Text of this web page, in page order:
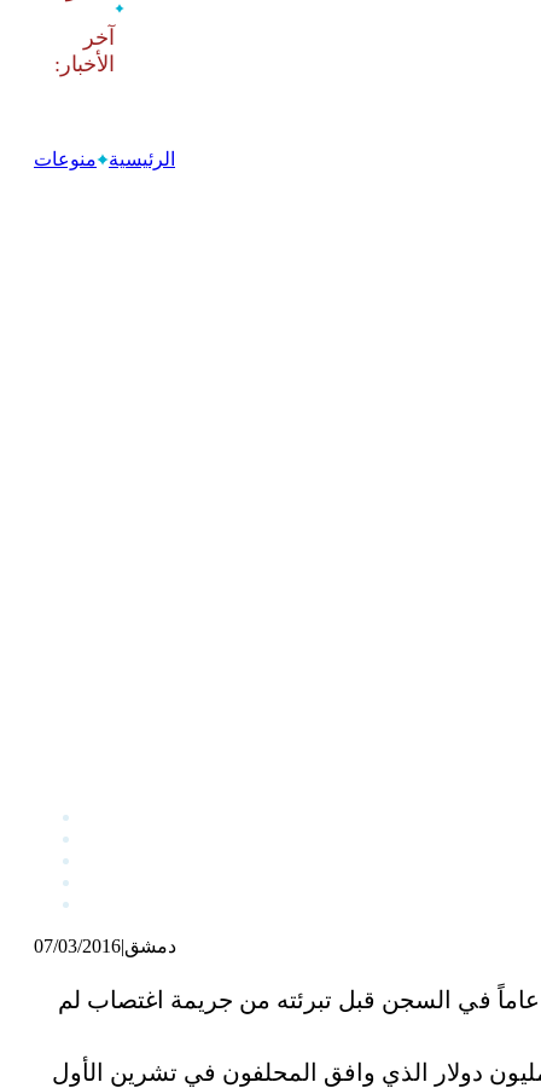
‫آخر
الرئيسية منوعات
07/03/2016|دمشق
قاضية اتحادية الحد الأقصى الذي يتعين على مدينة نيويورك دفعه لرجل قضى أكثر من 20 عاماً في السجن قبل تبرئته من جريمة اغتصاب لم
دولار الذي وافق المحلفون في تشرين الأول